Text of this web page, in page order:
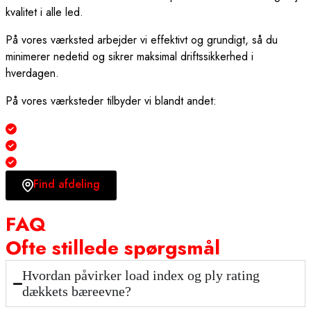
kvalitet i alle led.
På vores værksted arbejder vi effektivt og grundigt, så du
minimerer nedetid og sikrer maksimal driftssikkerhed i
hverdagen.
På vores værksteder tilbyder vi blandt andet:
Find afdeling
FAQ
Ofte stillede spørgsmål
Hvordan påvirker load index og ply rating
dækkets bæreevne?